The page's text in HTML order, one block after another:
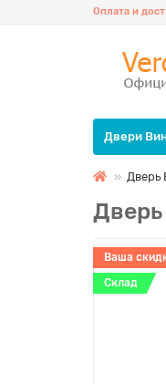
Оплата и
Двери
Дверь
Ваша
Склад